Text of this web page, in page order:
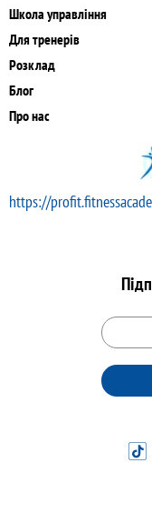
Школа управління
Для тренерів
Розклад
Блог
Про нас
https://